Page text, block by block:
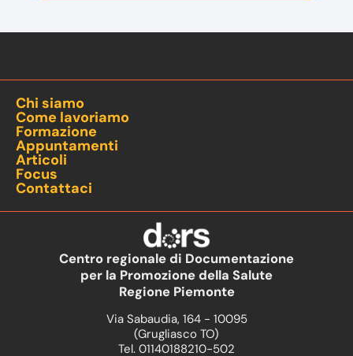
Chi siamo
Come lavoriamo
Formazione
Appuntamenti
Articoli
Focus
Contattaci
Centro regionale di Documentazione
per la Promozione della Salute
Regione Piemonte
Via Sabaudia, 164 - 10095
(Grugliasco TO)
Tel. 01140188210-502